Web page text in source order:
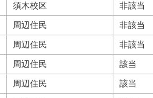
須木校区 非該当
周辺住民 非該当
周辺住民 非該当
周辺住民 該当
周辺住民 該当